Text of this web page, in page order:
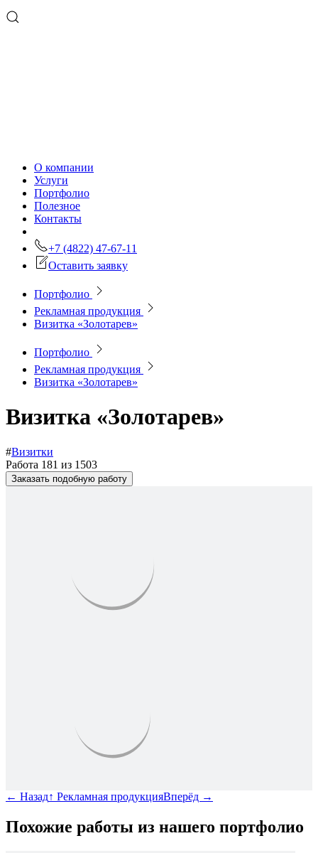
О компании
Услуги
Портфолио
Полезное
Контакты
+7 (4822) 47-67-11
Оставить заявку
Портфолио
Рекламная продукция
Визитка «Золотарев»
Портфолио
Рекламная продукция
Визитка «Золотарев»
Визитка «Золотарев»
#Визитки
Работа 181 из 1503
Заказать подобную работу
← Назад↑ Рекламная продукцияВперёд →
Похожие работы из нашего портфолио